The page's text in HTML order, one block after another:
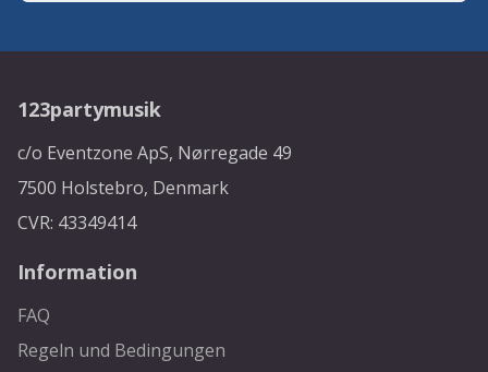
123partymusik
c/o Eventzone ApS, Nørregade 49
7500 Holstebro, Denmark
CVR: 43349414
Information
FAQ
Regeln und Bedingungen